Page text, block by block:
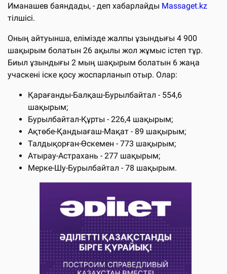
Иманашев баяндады, - деп хабарлайды Massaget.kz
тілшісі.
Оның айтуынша, елімізде жалпы ұзындығы 4 900
шақырым болатын 26 ақылы жол жұмыс істеп тұр.
Биыл ұзындығы 2 мың шақырым болатын 6 жаңа
учаскені іске қосу жоспарланып отыр. Олар:
Қарағанды-Балқаш-Бурылбайтал - 554,6
шақырым;
Бурылбайтал-Құрты - 226,4 шақырым;
Ақтөбе-Қандыағаш-Мақат - 89 шақырым;
Талдықорған-Өскемен - 773 шақырым;
Атырау-Астрахань - 277 шақырым;
Мерке-Шу-Бурылбайтал - 78 шақырым.